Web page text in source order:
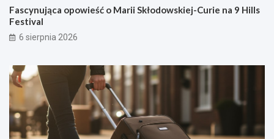
Fascynująca opowieść o Marii Skłodowskiej-Curie na 9 Hills
Festival
6 sierpnia 2026